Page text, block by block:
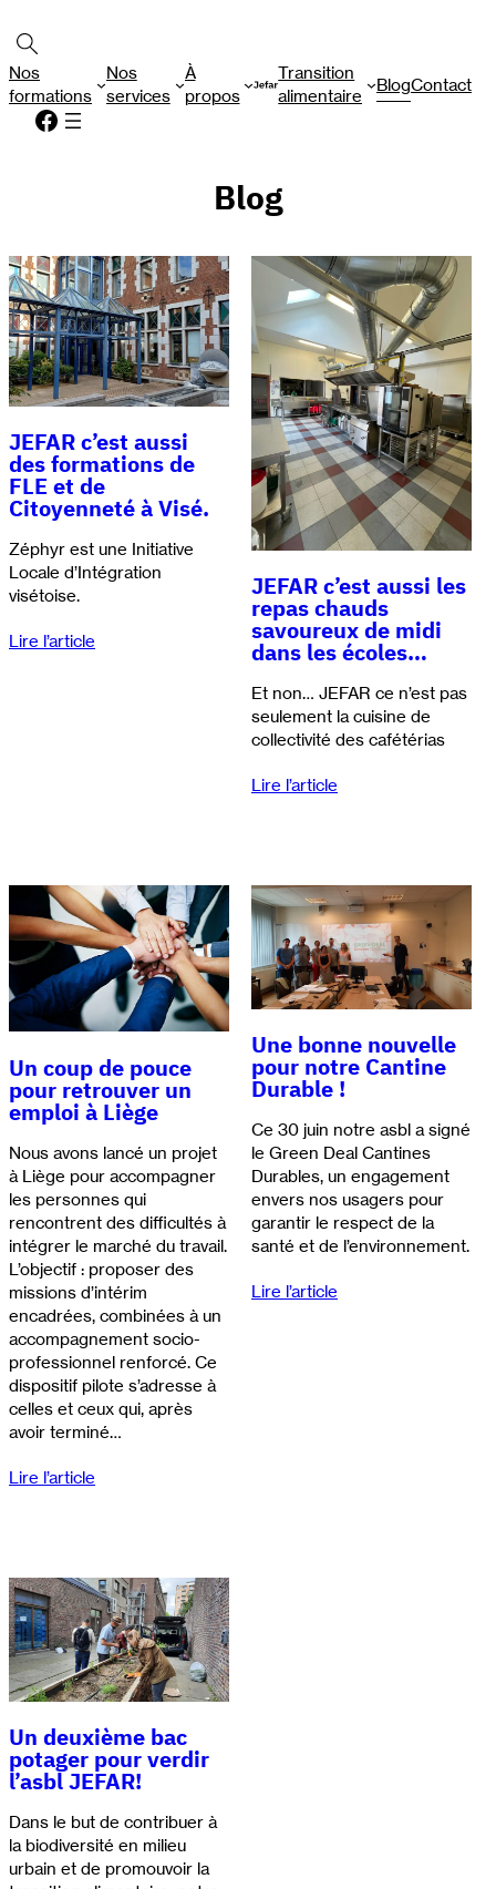
au
contenu
Rechercher
Nos
formations
Nos
services
À
propos
Transition
alimentaire
BlogContact
Facebook
Blog
JEFAR c’est aussi
des formations de
FLE et de
Citoyenneté à Visé.
Zéphyr est une Initiative
Locale d’Intégration
visétoise.
Lire l’article
JEFAR c’est aussi les
repas chauds
savoureux de midi
dans les écoles…
Et non… JEFAR ce n’est pas
seulement la cuisine de
collectivité des cafétérias
Lire l’article
Un coup de pouce
pour retrouver un
emploi à Liège
Nous avons lancé un projet
à Liège pour accompagner
les personnes qui
rencontrent des difficultés à
intégrer le marché du travail.
L’objectif : proposer des
missions d’intérim
encadrées, combinées à un
accompagnement socio-
professionnel renforcé. Ce
dispositif pilote s’adresse à
celles et ceux qui, après
avoir terminé…
Lire l’article
Une bonne nouvelle
pour notre Cantine
Durable !
Ce 30 juin notre asbl a signé
le Green Deal Cantines
Durables, un engagement
envers nos usagers pour
garantir le respect de la
santé et de l’environnement.
Lire l’article
Un deuxième bac
potager pour verdir
l’asbl JEFAR!
Dans le but de contribuer à
la biodiversité en milieu
urbain et de promouvoir la